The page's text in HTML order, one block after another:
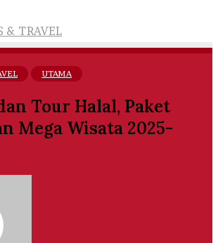
& TRAVEL
UTAMA
Tour Halal, Paket
Mega Wisata 2025-